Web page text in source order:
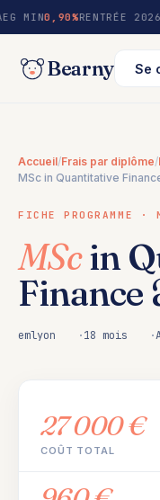
contenu
MIN0,90%RENTRÉE 2026
Bearny Se
Accueil/Frais par diplôme/
MSc in Quantitative
FICHE PROGRAMME
MScin
Finance
emlyon 18 mois
27 000 €
COÛT TOTAL